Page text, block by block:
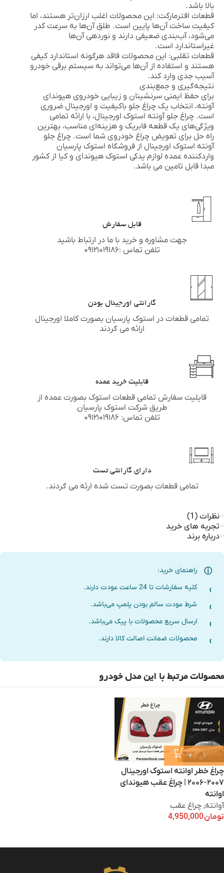
بالا باشد.
قطعات افترمارکت: این محصولات اغلب ارزان‌تر هستند، اما
کیفیت ساخت آن‌ها پایین است. طلق آن‌ها به سرعت کدر
می‌شود، آب‌بندی ضعیفی دارند و نوردهی آن‌ها
غیراستاندارد است.
قطعات تقلبی: این محصولات فاقد هرگونه استاندارد کیفی
هستند و استفاده از آن‌ها می‌تواند به سیستم برقی خودرو
آسیب جدی وارد کند.
نتیجه‌گیری و جمع‌بندی
برای حفظ ایمنی سرنشینان و زیبایی خودروی هیوندای
آونته، انتخاب یک چراغ جلو باکیفیت و اورجینال ضروری
است. چراغ جلو آونته استوک اورجینال، با ارائه تمامی
ویژگی‌های یک قطعه فابریک و هزینه‌ای مناسب، بهترین
راه حل برای تعویض چراغ خودروی شما است. چراغ جلو
آونته استوک اورجینال از فروشگاه استوک پارسیان
واردکننده عمده لوازم یدکی استوک هیوندای وکیا از کشور
مبدا قابل تامین می باشد.
قابل سفارش
جهت مشاوره و خرید با ما در ارتباط باشید
تلفن تماس :۰۹۱۲۱۰۱۹۱۸۶
گارانتی اورجینال بودن
تمامی قطعات در استوک پارسیان بصورت کاملا اورجینال
ارائه می گردند
قابلیت خرید عمده
قایلیت سفارش تمامی قطعات استوک بصورت عمده از
طریق شرکت استوک پارسیان
تلفن تماس: ۰۹۱۲۱۰۱۹۱۸۶
دارای گارانتی تست
تمامی قطعات بصورت تست شده ارئه می گردند.
نظرات (1)
تجربه های خرید
درباره برند
راهنمای خرید:
کلیه سفارشات تا 24 ساعت عودت دارند.
شرط عودت سالم بودن پلمپ می‌باشد.
ارسال سریع محصولات با پیک می‌باشد.
محصولات ضمانت اصالت کالا دارند.
محصولات مرتبط با این مدل خودرو
چراغ خطر اوانته استوک اورجینال
۲۰۰۷-۲۰۰۶ | چراغ عقب هیوندای
اوانته
آوانته, چراغ عقب
تومان